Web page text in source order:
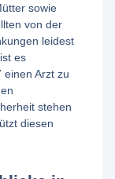
sowie
von der
leidest
es
einen Arzt zu
stehen
diesen